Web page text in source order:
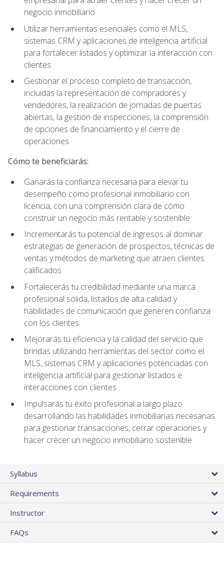
negocio inmobiliario
Utilizar herramientas esenciales como el MLS,
sistemas CRM y aplicaciones de inteligencia artificial
para fortalecer listados y optimizar la interacción con
clientes
Gestionar el proceso completo de transacción,
incluidas la representación de compradores y
vendedores, la realización de jornadas de puertas
abiertas, la gestión de inspecciones, la comprensión
de opciones de financiamiento y el cierre de
operaciones
Cómo te beneficiarás:
Ganarás la confianza necesaria para elevar tu
desempeño como profesional inmobiliario con
licencia, con una comprensión clara de cómo
construir un negocio más rentable y sostenible
Incrementarás tu potencial de ingresos al dominar
estrategias de generación de prospectos, técnicas de
ventas y métodos de marketing que atraen clientes
calificados
Fortalecerás tu credibilidad mediante una marca
profesional sólida, listados de alta calidad y
habilidades de comunicación que generen confianza
con los clientes
Mejorarás tu eficiencia y la calidad del servicio que
brindas utilizando herramientas del sector como el
MLS, sistemas CRM y aplicaciones potenciadas con
inteligencia artificial para gestionar listados e
interacciones con clientes
Impulsarás tu éxito profesional a largo plazo
desarrollando las habilidades inmobiliarias necesarias
para gestionar transacciones, cerrar operaciones y
hacer crecer un negocio inmobiliario sostenible
Syllabus
Requirements
Instructor
FAQs